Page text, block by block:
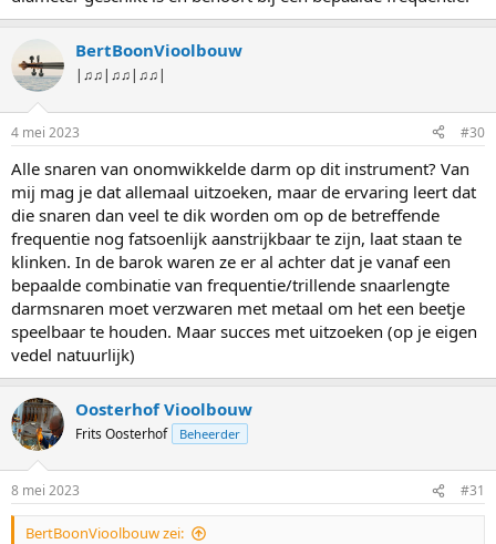
BertBoonVioolbouw
|♫♫|♫♫|♫♫|
4 mei 2023 #30
Alle snaren van onomwikkelde darm op dit instrument? Van
mij mag je dat allemaal uitzoeken, maar de ervaring leert dat
die snaren dan veel te dik worden om op de betreffende
frequentie nog fatsoenlijk aanstrijkbaar te zijn, laat staan te
klinken. In de barok waren ze er al achter dat je vanaf een
bepaalde combinatie van frequentie/trillende snaarlengte
darmsnaren moet verzwaren met metaal om het een beetje
speelbaar te houden. Maar succes met uitzoeken (op je eigen
vedel natuurlijk)
Oosterhof Vioolbouw
Frits Oosterhof Beheerder
8 mei 2023 #31
BertBoonVioolbouw zei: